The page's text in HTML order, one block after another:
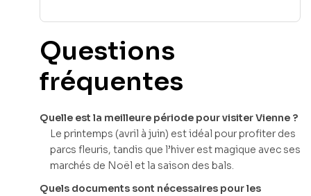
Questions
fréquentes
Quelle est la meilleure période pour visiter Vienne ?
Le printemps (avril à juin) est idéal pour profiter des
parcs fleuris, tandis que l’hiver est magique avec ses
marchés de Noël et la saison des bals.
Quels documents sont nécessaires pour les